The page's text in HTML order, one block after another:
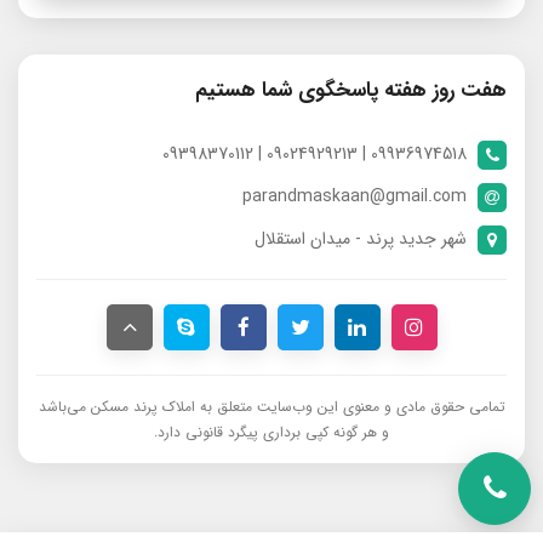
هفت روز هفته پاسخگوی شما هستیم
09936974518 | 09024929213 | 09398370112
parandmaskaan@gmail.com
شهر جدید پرند - میدان استقلال
تمامی حقوق مادی و معنوی این وب‌سایت متعلق به املاک پرند مسکن می‌باشد
و هر گونه کپی برداری پیگرد قانونی دارد.